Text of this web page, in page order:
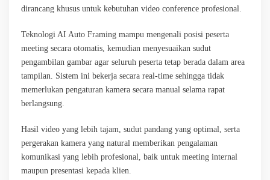
dirancang khusus untuk kebutuhan video conference profesional.
Teknologi AI Auto Framing mampu mengenali posisi peserta
meeting secara otomatis, kemudian menyesuaikan sudut
pengambilan gambar agar seluruh peserta tetap berada dalam area
tampilan. Sistem ini bekerja secara real-time sehingga tidak
memerlukan pengaturan kamera secara manual selama rapat
berlangsung.
Hasil video yang lebih tajam, sudut pandang yang optimal, serta
pergerakan kamera yang natural memberikan pengalaman
komunikasi yang lebih profesional, baik untuk meeting internal
maupun presentasi kepada klien.